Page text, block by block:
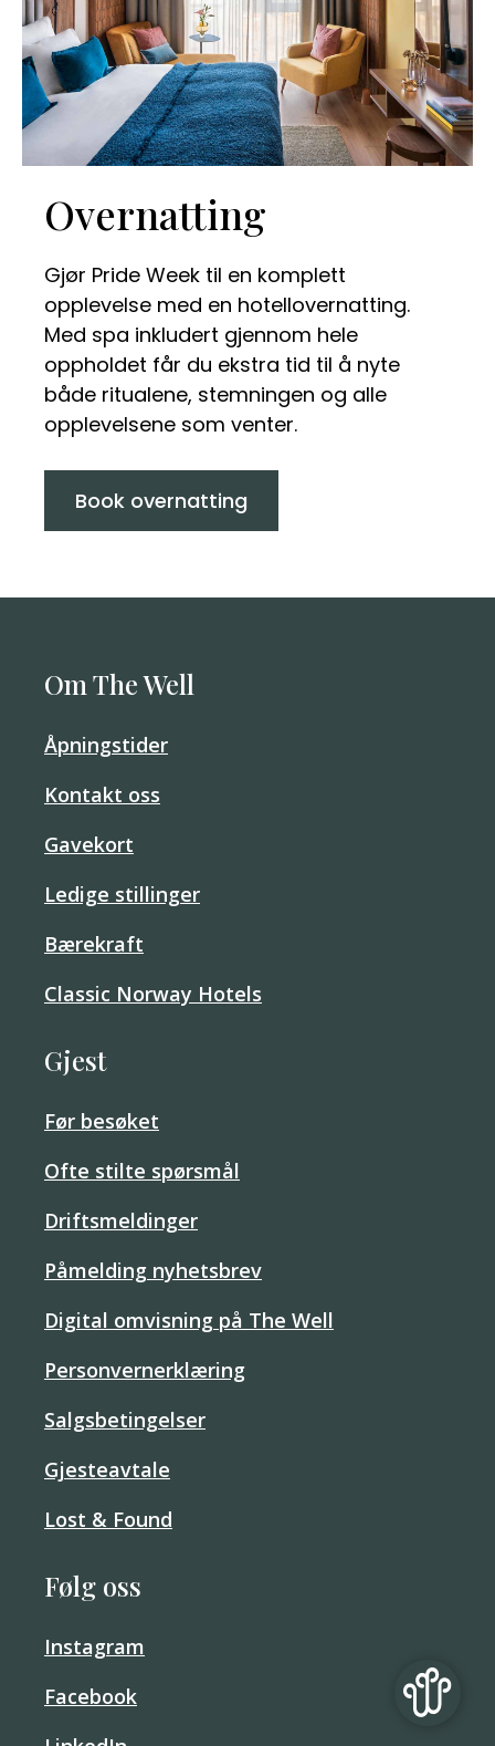
Overnatting
Gjør Pride Week til en komplett
opplevelse med en hotellovernatting.
Med spa inkludert gjennom hele
oppholdet får du ekstra tid til å nyte
både ritualene, stemningen og alle
opplevelsene som venter.
Book overnatting
Om The Well
Åpningstider
Kontakt oss
Gavekort
Ledige stillinger
Bærekraft
Classic Norway Hotels
Gjest
Før besøket
Ofte stilte spørsmål
Driftsmeldinger
Påmelding nyhetsbrev
Digital omvisning på The Well
Personvernerklæring
Salgsbetingelser
Gjesteavtale
Lost & Found
Følg oss
Instagram
Facebook